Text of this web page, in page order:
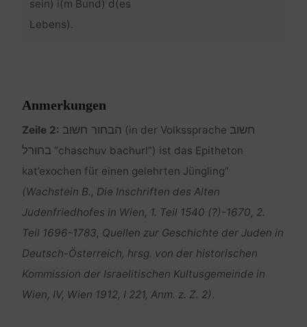
sein) i(m Bund) d(es
Lebens).
Anmerkungen
Zeile 2: הבחור חשוב (in der Volkssprache חשוב
בחורל“chaschuv bachurl”) ist das Epitheton
kat’exochen für einen gelehrten Jüngling”
(Wachstein B., Die Inschriften des Alten
Judenfriedhofes in Wien, 1. Teil 1540 (?)-1670, 2.
Teil 1696-1783, Quellen zur Geschichte der Juden in
Deutsch-Österreich, hrsg. von der historischen
Kommission der Israelitischen Kultusgemeinde in
Wien, IV, Wien 1912, I 221, Anm. z. Z. 2).